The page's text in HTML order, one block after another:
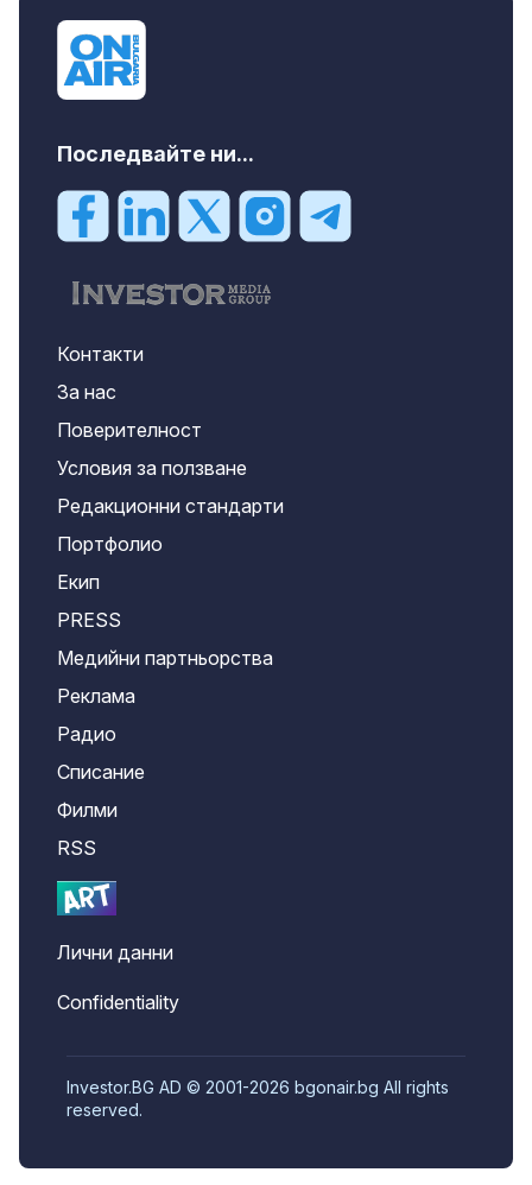
Последвайте ни...
Контакти
За нас
Поверителност
Условия за ползване
Редакционни стандарти
Портфолио
Екип
PRESS
Медийни партньорства
Реклама
Радио
Списание
Филми
RSS
Лични данни
Confidentiality
Investor.BG AD © 2001-2026 bgonair.bg All rights
reserved.